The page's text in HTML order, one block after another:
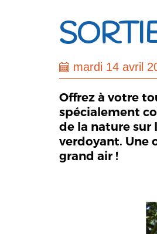
mardi 14 avril
Offrez à votre
spécialement
de la nature sur
verdoyant. Une
grand air !